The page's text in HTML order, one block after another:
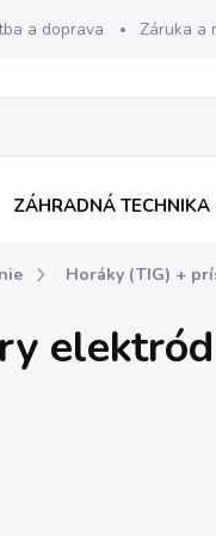
a doprava Záruka a
ZÁHRADNÁ TECHNIKA
Horáky (TIG) +
elektród